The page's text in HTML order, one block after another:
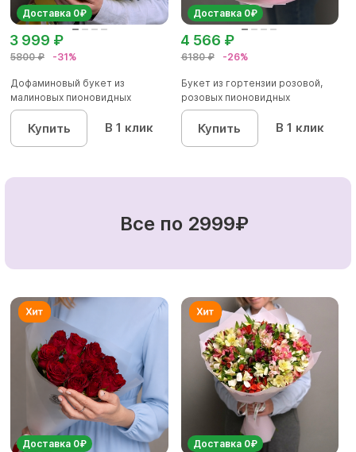
Доставка 0₽
5800 ₽ -31%
3 999 ₽
Дофаминовый букет из
малиновых пионовидных
кустовых роз...
Купить В 1 клик
Доставка 0₽
6180 ₽ -26%
4 566 ₽
Букет из гортензии розовой,
розовых пионовидных
кустовы...
Купить В 1 клик
Все по 2999₽
Доставка 0₽ Доставка 0₽